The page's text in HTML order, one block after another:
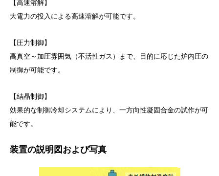
【高速溶解】
大電力の投入による高速溶解が可能です。
【圧力制御】
高真空～加圧雰囲気（不活性ガス）まで、目的に応じた炉内圧の
制御が可能です。
【結晶制御】
効果的な制御冷却システムにより、一方向性凝固合金の試作が可
能です。
装置の説明図および写真